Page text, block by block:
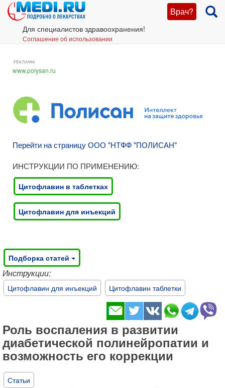
Врач?
Для специалистов здравоохранения!
Соглашение об использовании
www.polysan.ru
Перейти на страницу ООО "НТФФ "ПОЛИСАН"
ИНСТРУКЦИИ ПО ПРИМЕНЕНИЮ:
Цитофлавин в таблетках
Цитофлавин для инъекций
Подборка статей
Инструкции:
Цитофлавин для инъекций Цитофлавин таблетки
​Роль воспаления в развитии
диабетической полинейропатии и
возможность его коррекции
Статьи